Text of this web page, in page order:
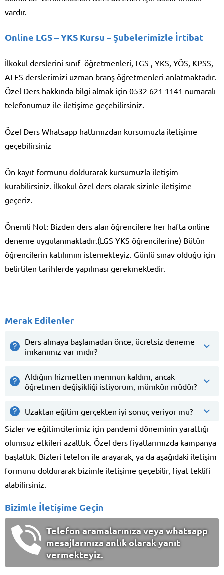
vardır.
Online LGS – YKS Kursu – Şubelerimizle İrtibat
İlkokul derslerini sınıf öğretmenleri, LGS , YKS, YÖS, KPSS,
ALES derslerimizi uzman branş öğretmenleri anlatmaktadır.
Özel Ders hakkında bilgi almak için 0532 621 1141 numaralı
telefonumuz ile iletişime geçebilirsiniz.
Özel Ders Whatsapp hattımızdan kursumuzla iletişime
geçebilirsiniz
Ön kayıt formunu doldurarak kursumuzla iletişim
kurabilirsiniz. İlkokul özel ders olarak sizinle iletişime
geçeriz.
Önemli Not: Bizden ders alan öğrencilere her hafta online
deneme uygulanmaktadır.(LGS YKS öğrencilerine) Bütün
öğrencilerin katılımını istemekteyiz. Günlü sınav olduğu için
belirtilen tarihlerde yapılması gerekmektedir.
Merak Edilenler
Ders almaya başlamadan önce, ücretsiz deneme
imkanımız var mıdır?
Aldığım hizmetten memnun kaldım, ancak
öğretmen değişikliği istiyorum, mümkün müdür?
Uzaktan eğitim gerçekten iyi sonuç veriyor mu?
Sizler ve eğitimcilerimiz için pandemi döneminin yarattığı
olumsuz etkileri azalttık. Özel ders fiyatlarımızda kampanya
başlattık. Bizleri telefon ile arayarak, ya da aşağıdaki iletişim
formunu doldurarak bizimle iletişime geçebilir, fiyat teklifi
alabilirsiniz.
Bizimle İletişime Geçin
Telefon aramalarınıza veya whatsapp
mesajlarınıza anlık olarak yanıt
vermekteyiz.